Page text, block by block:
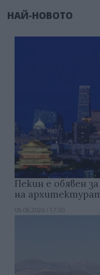
НАЙ-НОВОТО
Пекин е обявен
на
06.08.2026 / 17:30